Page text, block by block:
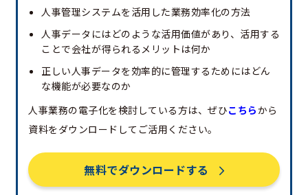
人事管理システムを活用した業務効率化の方法
人事データにはどのような活用価値があり、活用する
ことで会社が得られるメリットは何か
正しい人事データを効率的に管理するためにはどん
な機能が必要なのか
人事業務の電子化を検討している方は、ぜひこちらから
資料をダウンロードしてご活用ください。
無料でダウンロードする